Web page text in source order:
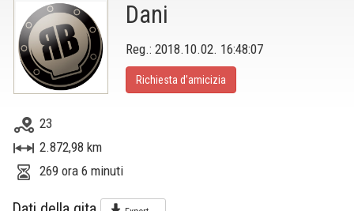
Dani
Reg.: 2018.10.02. 16:48:07
Richiesta d’amicizia
23
2.872,98 km
269 ora 6 minuti